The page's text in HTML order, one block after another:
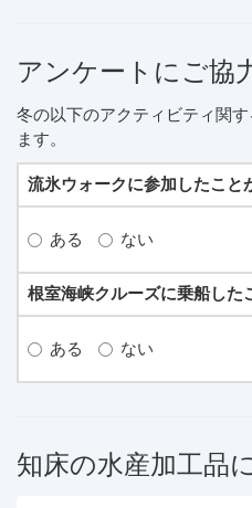
アンケートにご協
冬の以下のアクティビティ関
ます。
流氷ウォークに参加したこと
ある ない
根室海峡クルーズに乗船した
ある ない
知床の水産加工品